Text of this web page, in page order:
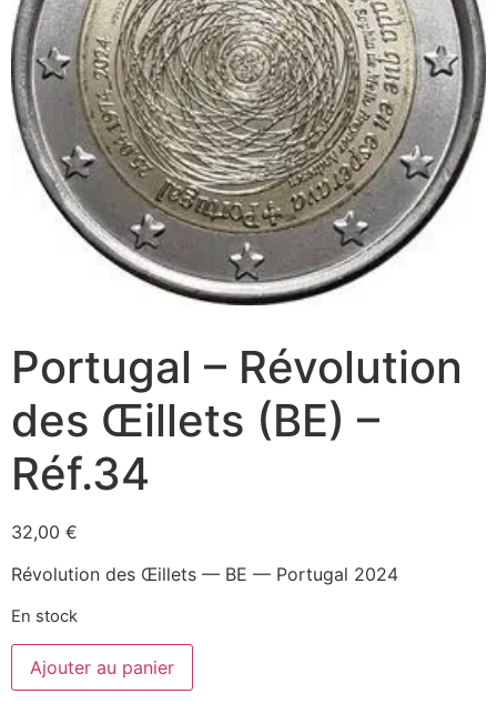
Portugal – Révolution
des Œillets (BE) –
Réf.34
32,00 €
Révolution des Œillets — BE — Portugal 2024
En stock
Ajouter au panier